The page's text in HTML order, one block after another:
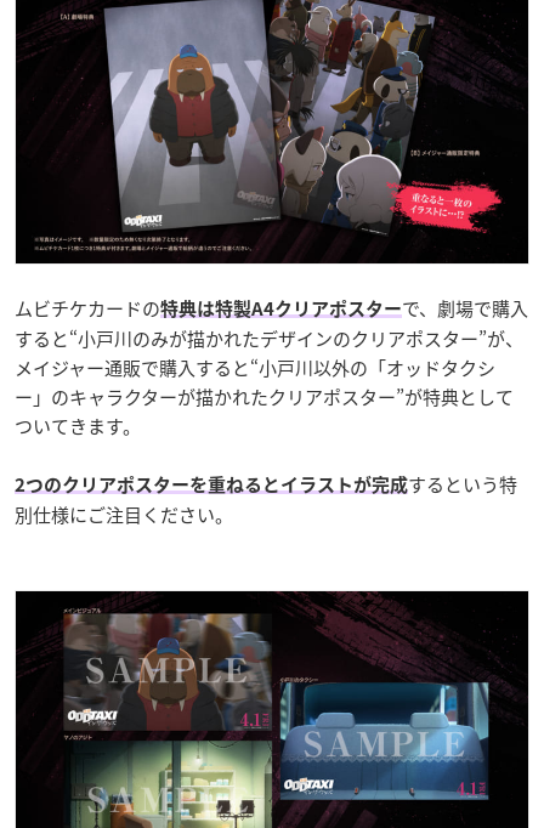
ムビチケカードの特典は特製A4クリアポスターで、劇場で購入
すると“小戸川のみが描かれたデザインのクリアポスター”が、
メイジャー通販で購入すると“小戸川以外の「オッドタクシ
ー」のキャラクターが描かれたクリアポスター”が特典として
ついてきます。
2つのクリアポスターを重ねるとイラストが完成するという特
別仕様にご注目ください。